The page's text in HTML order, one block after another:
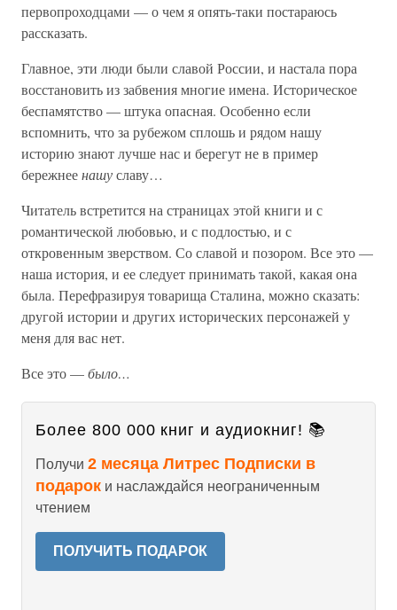
первопроходцами — о чем я опять-таки постараюсь
рассказать.
Главное, эти люди были славой России, и настала пора
восстановить из забвения многие имена. Историческое
беспамятство — штука опасная. Особенно если
вспомнить, что за рубежом сплошь и рядом нашу
историю знают лучше нас и берегут не в пример
бережнеенашуславу…
Читатель встретится на страницах этой книги и с
романтической любовью, и с подлостью, и с
откровенным зверством. Со славой и позором. Все это —
наша история, и ее следует принимать такой, какая она
была. Перефразируя товарища Сталина, можно сказать:
другой истории и других исторических персонажей у
меня для вас нет.
Все это —было…
Более 800 000 книг и аудиокниг! 📚
Получи 2 месяца Литрес Подписки в
подарок и наслаждайся неограниченным
чтением
ПОЛУЧИТЬ ПОДАРОК